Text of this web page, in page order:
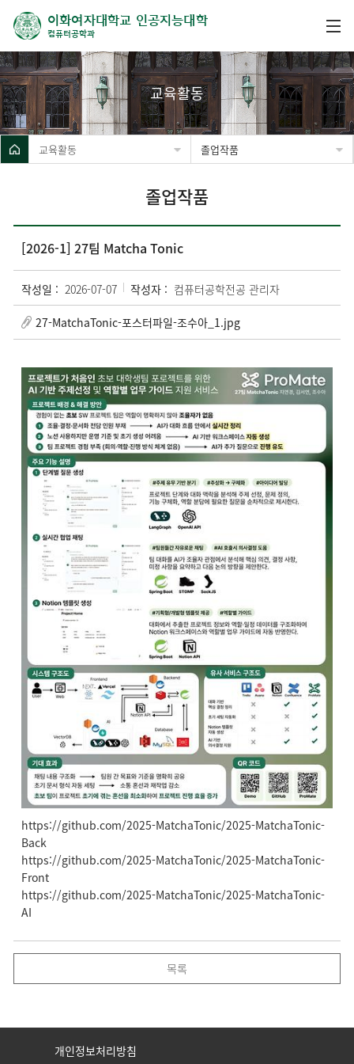
이화여자대학교 인공지능대학
컴퓨터공학과
교육활동
교육활동 졸업작품
졸업작품
[2026-1] 27팀 Matcha Tonic
작성일 : 2026-07-07 작성자 : 컴퓨터공학전공 관리자
27-MatchaTonic-포스터파일-조수아_1.jpg
https://github.com/2025-MatchaTonic/2025-MatchaTonic-
Back
https://github.com/2025-MatchaTonic/2025-MatchaTonic-
Front
https://github.com/2025-MatchaTonic/2025-MatchaTonic-
AI
목록
개인정보처리방침